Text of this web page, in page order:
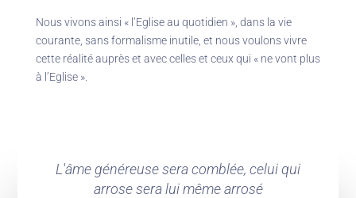
Nous vivons ainsi « l’Eglise au quotidien », dans la vie
courante, sans formalisme inutile, et nous voulons vivre
cette réalité auprès et avec celles et ceux qui « ne vont plus
à l’Eglise ».
L'âme généreuse sera comblée, celui qui
arrose sera lui même arrosé